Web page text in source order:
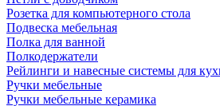
Розетка для компьютерного стола
Подвеска мебельная
Полка для ванной
Полкодержатели
Рейлинги и навесные системы для
Ручки мебельные
Ручки мебельные керамика